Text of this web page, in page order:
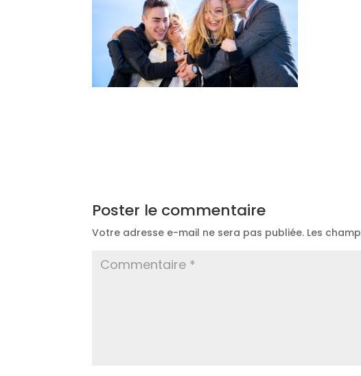
Poster le commentaire
Votre adresse e-mail ne sera pas publiée. Les